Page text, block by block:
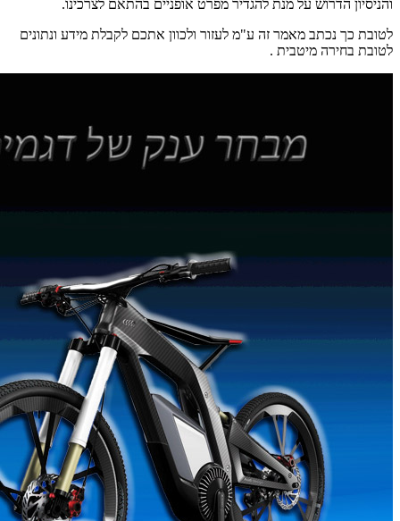
והניסיון הדרוש על מנת להגדיר מפרט אופניים בהתאם לצרכינו.
לטובת כך נכתב מאמר זה ע"מ לעזור ולכוון אתכם לקבלת מידע ונתונים
לטובת בחירה מיטבית .